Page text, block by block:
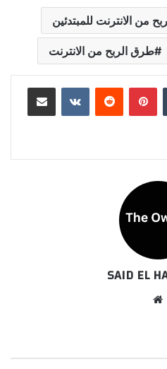
من الانترنت للمبتدئين
طرق الربح من الانترنت
بينتيريست مشاركة عبر البريد
SAID EL